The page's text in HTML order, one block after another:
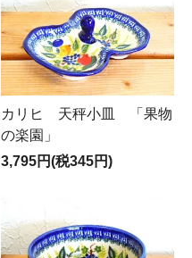
カリヒ 天秤小皿 「果物
の楽園」
3,795円(税345円)